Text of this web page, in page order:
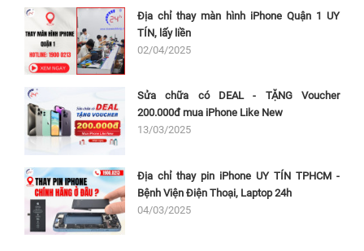
Địa chỉ thay màn hình iPhone Quận 1 UY
TÍN, lấy liền
02/04/2025
Sửa chữa có DEAL - TẶNG Voucher
200.000đ mua iPhone Like New
13/03/2025
Địa chỉ thay pin iPhone UY TÍN TPHCM -
Bệnh Viện Điện Thoại, Laptop 24h
04/03/2025